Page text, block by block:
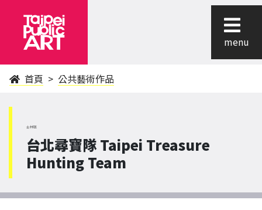
menu
首頁 公共藝術作品
士林區
台北尋寶隊 Taipei Treasure
Hunting Team